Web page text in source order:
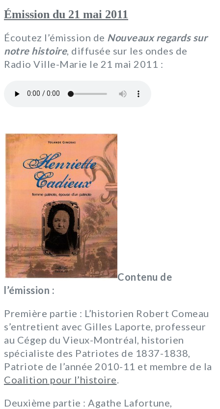
Émission du 21 mai 2011
Écoutez l’émission de Nouveaux regards sur
notre histoire, diffusée sur les ondes de
Radio Ville-Marie le 21 mai 2011 :
Contenu de
l’émission :
Première partie : L’historien Robert Comeau
s’entretient avec Gilles Laporte, professeur
au Cégep du Vieux-Montréal, historien
spécialiste des Patriotes de 1837-1838,
Patriote de l’année 2010-11 et membre de la
Coalition pour l’histoire
Deuxième partie : Agathe Lafortune,